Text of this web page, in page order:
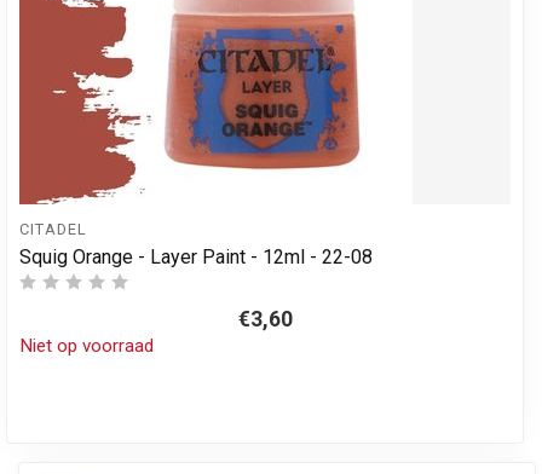
CITADEL
Squig Orange - Layer Paint - 12ml - 22-08
€3,60
Niet op voorraad